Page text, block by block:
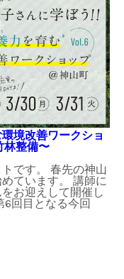
境改善ワークショ
林整備〜
です。 春先の神山
ています。 講師に
お迎えして開催し
6回目となる今回